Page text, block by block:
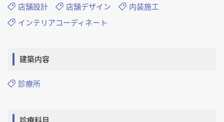
店舗設計 店舗デザイン
内装施工
インテリアコーディネート
建築内容
診療所